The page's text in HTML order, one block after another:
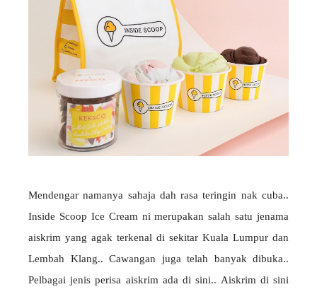
Mendengar namanya sahaja dah rasa teringin nak cuba..
Inside Scoop Ice Cream ni merupakan salah satu jenama
aiskrim yang agak terkenal di sekitar Kuala Lumpur dan
Lembah Klang.. Cawangan juga telah banyak dibuka..
Pelbagai jenis perisa aiskrim ada di sini.. Aiskrim di sini